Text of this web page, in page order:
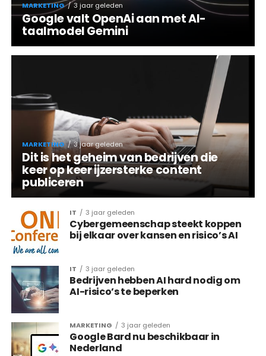
MARKETING 3 jaar geleden
Google valt OpenAi aan met AI-
taalmodel Gemini
MARKETING 3 jaar geleden
Dit is het geheim van bedrijven die
keer op keer ijzersterke content
publiceren
IT 3 jaar geleden
Cybergemeenschap steekt koppen
bij elkaar over kansen en risico’s AI
IT 3 jaar geleden
Bedrijven hebben AI hard nodig om
AI-risico’s te beperken
MARKETING 3 jaar geleden
Google Bard nu beschikbaar in
Nederland